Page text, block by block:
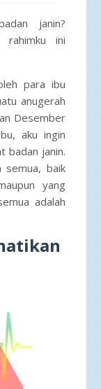
janin?
rahimku ini
para ibu
anugerah
Desember
aku ingin
badan janin.
semua, baik
yang
adalah